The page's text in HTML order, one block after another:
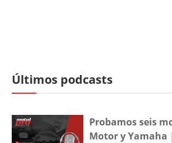
Últimos podcasts
Probamos seis
Motor y Yamaha